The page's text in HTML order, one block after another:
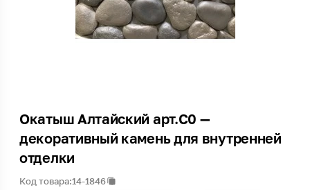
Окатыш Алтайский арт.С0 —
декоративный камень для внутренней
отделки
Код товара:14-1846